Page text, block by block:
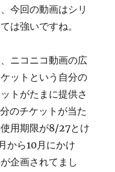
今回の動画はシリ
は強いですね。
ニコニコ動画の広
ットという自分の
トがたまに提供さ
のチケットが当た
用期限が8/27とけ
から10月にかけ
企画されてまし